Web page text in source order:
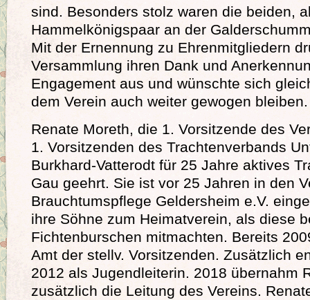
sind. Besonders stolz waren die beiden,
Hammelkönigspaar an der
Mit der Ernennung zu Ehrenmitgliedern
Versammlung ihren Dank und
Engagement aus und wünschte sich
dem Verein auch weiter gewogen bleiben.
Renate Moreth, die 1. Vorsitzende des
1. Vorsitzenden des Trachtenverbands
Burkhard-Vatterodt für 25 Jahre aktives
Gau geehrt. Sie ist vor 25 Jahren in den
Brauchtumspflege Geldersheim e.V.
ihre Söhne zum Heimatverein, als diese
Fichtenburschen mitmachten. Bereits
Amt der stellv. Vorsitzenden. Zusätzlich
2012 als Jugendleiterin. 2018 übernahm
zusätzlich die Leitung des Vereins.